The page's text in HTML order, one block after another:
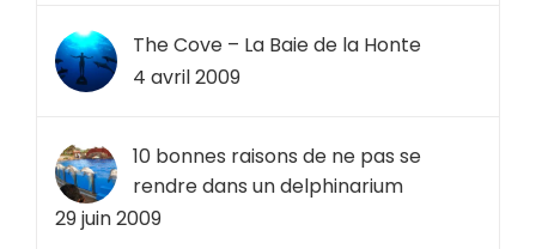
The Cove – La Baie de la Honte
4 avril 2009
10 bonnes raisons de ne pas se
rendre dans un delphinarium
29 juin 2009